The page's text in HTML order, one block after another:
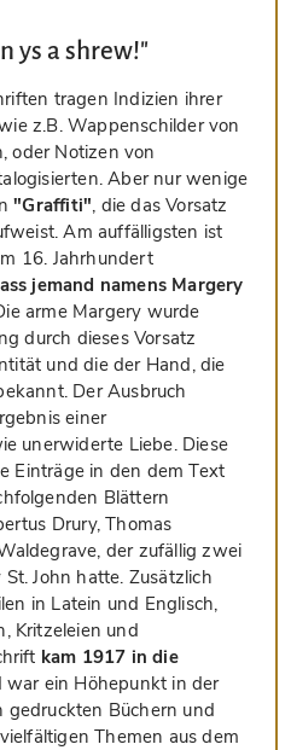
ys a shrew!"
tragen Indizien ihrer
z.B. Wappenschilder von
oder Notizen von
Aber nur wenige
"Graffiti", die das Vorsatz
Am auffälligsten ist
16. Jahrhundert
jemand namens Margery
arme Margery wurde
durch dieses Vorsatz
und die der Hand, die
Der Ausbruch
einer
unerwiderte Liebe. Diese
Einträge in den dem Text
Blättern
Drury, Thomas
der zufällig zwei
John hatte. Zusätzlich
in Latein und Englisch,
Kritzeleien und
kam 1917 in die
war ein Höhepunkt in der
Büchern und
Themen aus dem